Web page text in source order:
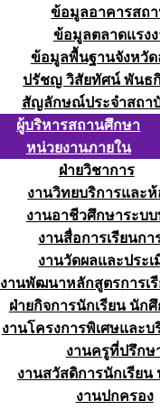
ข้อมูลอาคารสถ
ข้อมูลตลาดแรง
ข้อมูลพื้นฐานจังหวัด
ปรัชญ วิสัยทัศน์ พันธ
สัญลักษณ์ประจำสถา
ผู้บริหารสถานศึกษา
หน่วยงานภายใน
ฝ่ายวิชาการ
งานวิทยบริการและ
งานอาชีวศึกษาระบ
งานสื่อการเรียนก
งานวัดผลและประเ
งานพัฒนาหลักสูตรการเ
ฝ่ายกิจการนักเรียน นัก
งานโครงการพิเศษและ
งานครูที่ปรึกษ
งานสวัสดิการนักเรียน
งานปกครอง